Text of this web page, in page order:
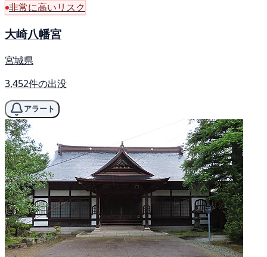
非常に高いリスク
大崎八幡宮
宮城県
3,452件の出没
アラート